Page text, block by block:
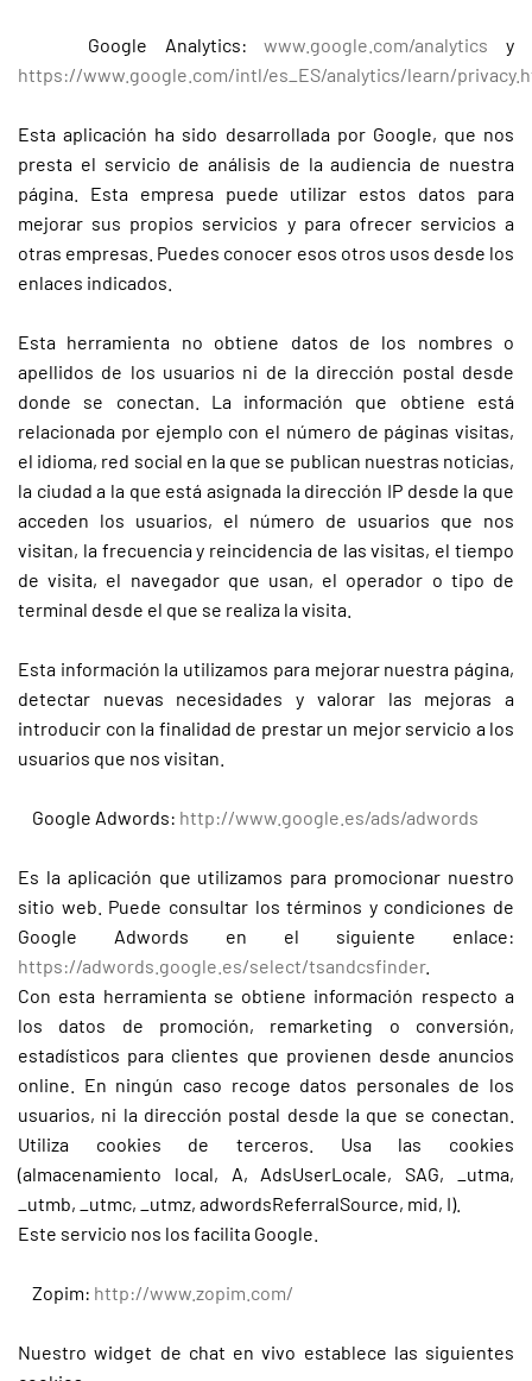
Google Analytics:www.google.com/analytics y
https://www.google.com/intl/es_ES/analytics/learn/
Esta aplicación ha sido desarrollada por Google, que nos
presta el servicio de análisis de la audiencia de nuestra
página. Esta empresa puede utilizar estos datos para
mejorar sus propios servicios y para ofrecer servicios a
otras empresas. Puedes conocer esos otros usos desde los
enlaces indicados.
Esta herramienta no obtiene datos de los nombres o
apellidos de los usuarios ni de la dirección postal desde
donde se conectan. La información que obtiene está
relacionada por ejemplo con el número de páginas visitas,
el idioma, red social en la que se publican nuestras noticias,
la ciudad a la que está asignada la dirección IP desde la que
acceden los usuarios, el número de usuarios que nos
visitan, la frecuencia y reincidencia de las visitas, el tiempo
de visita, el navegador que usan, el operador o tipo de
terminal desde el que se realiza la visita.
Esta información la utilizamos para mejorar nuestra página,
detectar nuevas necesidades y valorar las mejoras a
introducir con la finalidad de prestar un mejor servicio a los
usuarios que nos visitan.
Google Adwords: http://www.google.es/ads/adwords
Es la aplicación que utilizamos para promocionar nuestro
sitio web. Puede consultar los términos y condiciones de
Google Adwords en el siguiente enlace:
https://adwords.google.es/select/tsandcsfinder.
Con esta herramienta se obtiene información respecto a
los datos de promoción, remarketing o conversión,
estadísticos para clientes que provienen desde anuncios
online. En ningún caso recoge datos personales de los
usuarios, ni la dirección postal desde la que se conectan.
Utiliza cookies de terceros. Usa las cookies
(almacenamiento local, A, AdsUserLocale, SAG, _utma,
_utmb, _utmc, _utmz, adwordsReferralSource, mid, I).
Este servicio nos los facilita Google.
Zopim: http://www.zopim.com/
Nuestro widget de chat en vivo establece las siguientes